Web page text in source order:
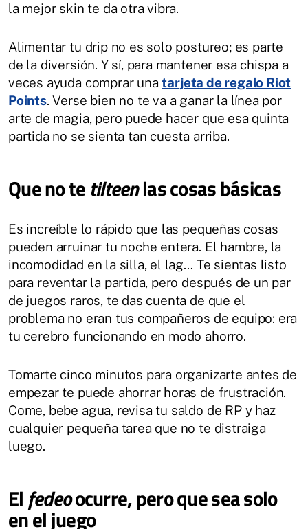
la mejor skin te da otra vibra.
Alimentar tu drip no es solo postureo; es parte
de la diversión. Y sí, para mantener esa chispa a
veces ayuda comprar unatarjeta de regalo Riot
Points. Verse bien no te va a ganar la línea por
arte de magia, pero puede hacer que esa quinta
partida no se sienta tan cuesta arriba.
Que no te tilteenlas cosas básicas
Es increíble lo rápido que las pequeñas cosas
pueden arruinar tu noche entera. El hambre, la
incomodidad en la silla, el lag… Te sientas listo
para reventar la partida, pero después de un par
de juegos raros, te das cuenta de que el
problema no eran tus compañeros de equipo: era
tu cerebro funcionando en modo ahorro.
Tomarte cinco minutos para organizarte antes de
empezar te puede ahorrar horas de frustración.
Come, bebe agua, revisa tu saldo de RP y haz
cualquier pequeña tarea que no te distraiga
luego.
Elfedeoocurre, pero que sea solo
en el juego